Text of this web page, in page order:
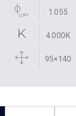
1.055
4.000K
95×140